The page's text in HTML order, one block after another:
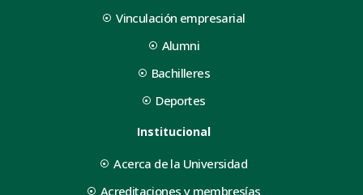
Vinculación empresarial
Alumni
Bachilleres
Deportes
Institucional
Acerca de la Universidad
Acreditaciones y membresías